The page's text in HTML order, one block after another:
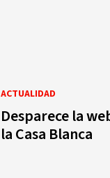
ACTUALIDAD
Desparece la
la Casa Blanca